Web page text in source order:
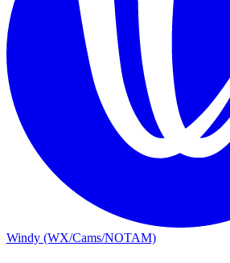
Windy (WX/Cams/NOTAM)